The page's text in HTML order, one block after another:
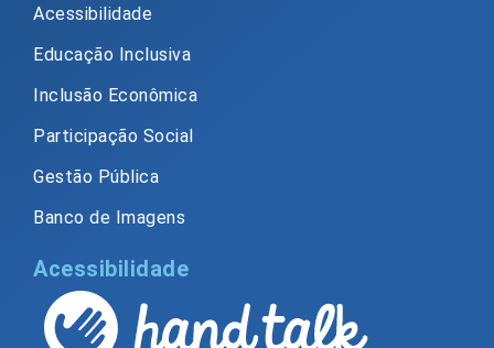
Acessibilidade
Educação Inclusiva
Inclusão Econômica
Participação Social
Gestão Pública
Banco de Imagens
Acessibilidade